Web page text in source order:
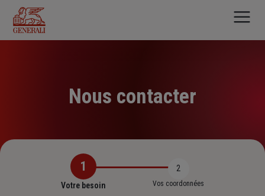
contenu
principal
Nous contacter
1
Votre besoin
2
Vos coordonnées